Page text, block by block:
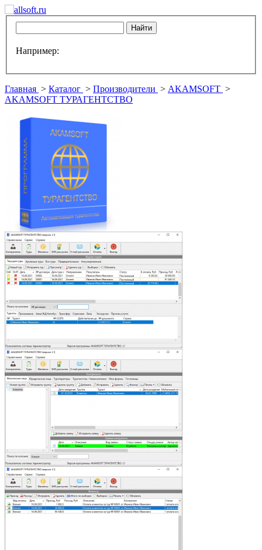
Например:
Главная > Каталог > Производители > AKAMSOFT >
AKAMSOFT ТУРАГЕНТСТВО